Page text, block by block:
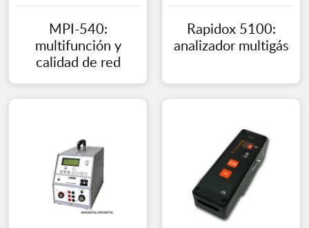
MPI-540:
multifunción y
calidad de red
Rapidox 5100:
analizador multigás